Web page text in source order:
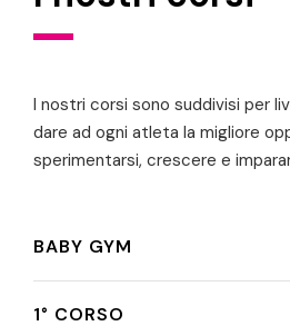
I nostri corsi sono suddivisi per
dare ad ogni atleta la migliore
sperimentarsi, crescere e
BABY GYM
1° CORSO